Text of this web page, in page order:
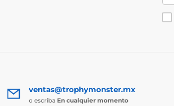
ventas@trophymonster.mx
o escriba En cualquier momento